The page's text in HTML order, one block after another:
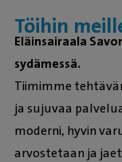
Töihin
Eläinsairaala
sydämessä.
Tiimimme
ja sujuvaa
moderni, hyvin
arvostetaan ja